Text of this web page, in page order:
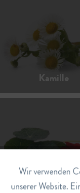
Kamille
Funktionale
Wir verwenden
unserer Website.